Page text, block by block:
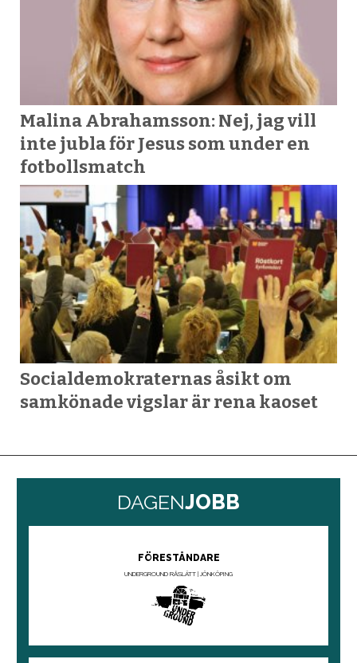
Malina Abrahamsson: Nej, jag vill
inte jubla för Jesus som under en
fotbollsmatch
Socialdemokraternas åsikt om
samkönade vigslar är rena kaoset